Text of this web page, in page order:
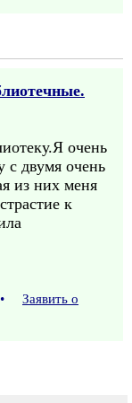
очень
двумя очень
из них меня
к
•
Заявить о